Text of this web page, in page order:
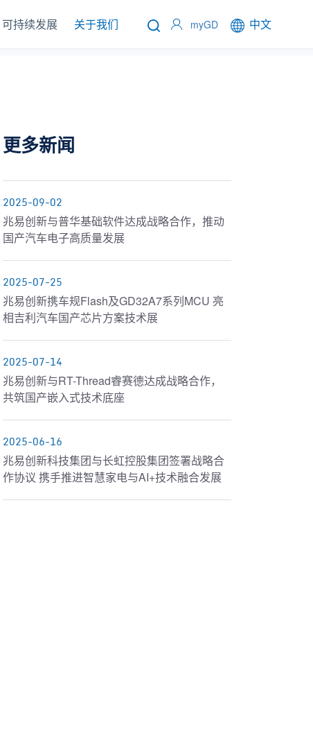
可持续发展 关于我们 myGD 中文
更多新闻
2025-09-02
兆易创新与普华基础软件达成战略合作，推动
国产汽车电子高质量发展
2025-07-25
兆易创新携车规Flash及GD32A7系列MCU 亮
相吉利汽车国产芯片方案技术展
2025-07-14
兆易创新与RT-Thread睿赛德达成战略合作，
共筑国产嵌入式技术底座
2025-06-16
兆易创新科技集团与长虹控股集团签署战略合
作协议 携手推进智慧家电与AI+技术融合发展